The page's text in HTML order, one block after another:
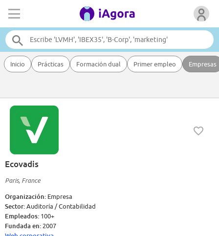
Inicio Prácticas Formación dual Primer empleo Empresas
Ecovadis
Paris, France
Organización: Empresa
Sector:Auditoría / Contabilidad
Empleados: 100+
Fundada en: 2007